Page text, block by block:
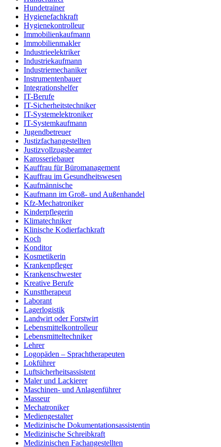
Hundetrainer
Hygienefachkraft
Hygienekontrolleur
Immobilienkaufmann
Immobilienmakler
Industrieelektriker
Industriekaufmann
Industriemechaniker
Instrumentenbauer
Integrationshelfer
IT-Berufe
IT-Sicherheitstechniker
IT-Systemelektroniker
IT-Systemkaufmann
Jugendbetreuer
Justizfachangestellten
Justizvollzugsbeamter
Karosseriebauer
Kauffrau für Büromanagement
Kauffrau im Gesundheitswesen
Kaufmännische
Kaufmann im Groß- und Außenhandel
Kfz-Mechatroniker
Kinderpflegerin
Klimatechniker
Klinische Kodierfachkraft
Koch
Konditor
Kosmetikerin
Krankenpfleger
Krankenschwester
Kreative Berufe
Kunsttherapeut
Laborant
Lagerlogistik
Landwirt oder Forstwirt
Lebensmittelkontrolleur
Lebensmitteltechniker
Lehrer
Logopäden – Sprachtherapeuten
Lokführer
Luftsicherheitsassistent
Maler und Lackierer
Maschinen- und Anlagenführer
Masseur
Mechatroniker
Mediengestalter
Medizinische Dokumentationsassistentin
Medizinische Schreibkraft
Medizinischen Fachangestellten